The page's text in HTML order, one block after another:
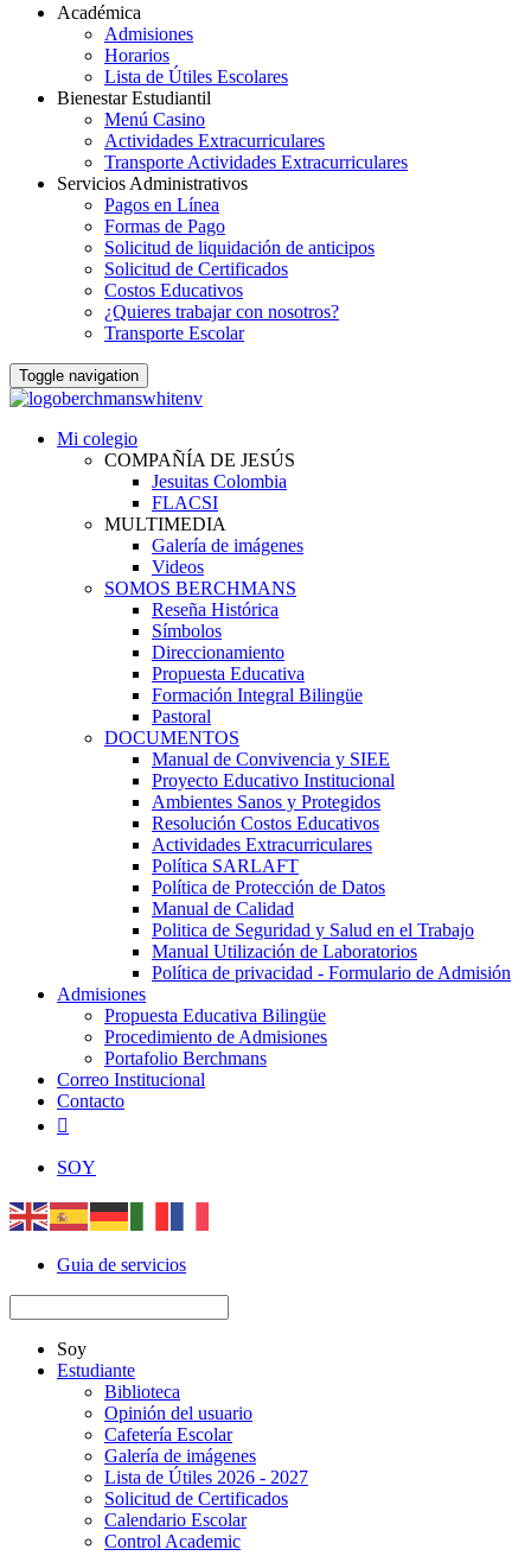
Académica
Admisiones
Horarios
Lista de Útiles Escolares
Bienestar Estudiantil
Menú Casino
Actividades Extracurriculares
Transporte Actividades Extracurriculares
Servicios Administrativos
Pagos en Línea
Formas de Pago
Solicitud de liquidación de anticipos
Solicitud de Certificados
Costos Educativos
¿Quieres trabajar con nosotros?
Transporte Escolar
Toggle navigation
Mi colegio
COMPAÑÍA DE JESÚS
Jesuitas Colombia
FLACSI
MULTIMEDIA
Galería de imágenes
Videos
SOMOS BERCHMANS
Reseña Histórica
Símbolos
Direccionamiento
Propuesta Educativa
Formación Integral Bilingüe
Pastoral
DOCUMENTOS
Manual de Convivencia y SIEE
Proyecto Educativo Institucional
Ambientes Sanos y Protegidos
Resolución Costos Educativos
Actividades Extracurriculares
Política SARLAFT
Política de Protección de Datos
Manual de Calidad
Politica de Seguridad y Salud en el Trabajo
Manual Utilización de Laboratorios
Política de privacidad - Formulario de Admisión
Admisiones
Propuesta Educativa Bilingüe
Procedimiento de Admisiones
Portafolio Berchmans
Correo Institucional
Contacto

SOY
Guia de servicios
Soy
Estudiante
Biblioteca
Opinión del usuario
Cafetería Escolar
Galería de imágenes
Lista de Útiles 2026 - 2027
Solicitud de Certificados
Calendario Escolar
Control Academic